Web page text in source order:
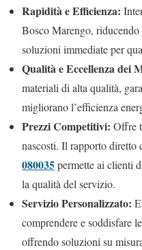
Rapidità e Efficienza:
Bosco Marengo,
soluzioni immediate per
Qualità e Eccellenza dei
materiali di alta qualità,
migliorano l’efficienza
Prezzi Competitivi: Offre
nascosti. Il rapporto diretto
080035permette ai clienti
la qualità del servizio.
Servizio Personalizzato:
comprendere e soddisfare
offrendo soluzioni su